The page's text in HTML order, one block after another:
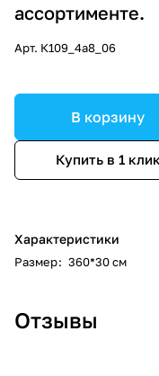
ассортименте.
Арт. К109_4а8_06
В корзину
Купить в 1 клик
Характеристики
Размер: 360*30 см
Отзывы